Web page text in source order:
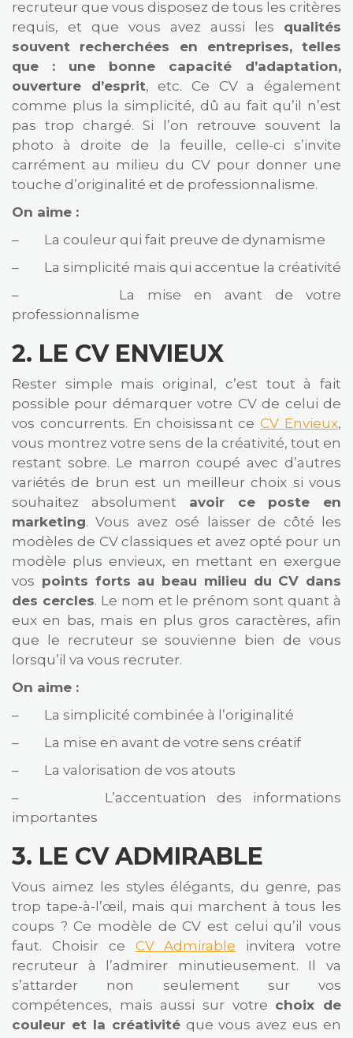
recruteur que vous disposez de tous les critères
requis, et que vous avez aussi les qualités
souvent recherchées en entreprises, telles
que : une bonne capacité d’adaptation,
ouverture d’esprit, etc. Ce CV a également
comme plus la simplicité, dû au fait qu’il n’est
pas trop chargé. Si l’on retrouve souvent la
photo à droite de la feuille, celle-ci s’invite
carrément au milieu du CV pour donner une
touche d’originalité et de professionnalisme.
On aime :
– La couleur qui fait preuve de dynamisme
– La simplicité mais qui accentue la créativité
– La mise en avant de votre
professionnalisme
2. LE CV ENVIEUX
Rester simple mais original, c’est tout à fait
possible pour démarquer votre CV de celui de
vos concurrents. En choisissant ceCV Envieux,
vous montrez votre sens de la créativité, tout en
restant sobre. Le marron coupé avec d’autres
variétés de brun est un meilleur choix si vous
souhaitez absolument avoir ce poste en
marketing. Vous avez osé laisser de côté les
modèles de CV classiques et avez opté pour un
modèle plus envieux, en mettant en exergue
vos points forts au beau milieu du CV dans
des cercles. Le nom et le prénom sont quant à
eux en bas, mais en plus gros caractères, afin
que le recruteur se souvienne bien de vous
lorsqu’il va vous recruter.
On aime :
– La simplicité combinée à l’originalité
– La mise en avant de votre sens créatif
– La valorisation de vos atouts
– L’accentuation des informations
importantes
3. LE CV ADMIRABLE
Vous aimez les styles élégants, du genre, pas
trop tape-à-l’œil, mais qui marchent à tous les
coups ? Ce modèle de CV est celui qu’il vous
faut. Choisir ce CV Admirable invitera votre
recruteur à l’admirer minutieusement. Il va
s’attarder non seulement sur vos
compétences, mais aussi sur votre choix de
couleur et la créativitéque vous avez eus en